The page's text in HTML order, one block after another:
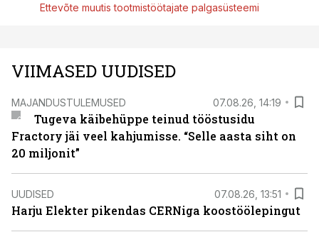
Ettevõte muutis tootmistöötajate palgasüsteemi
VIIMASED UUDISED
MAJANDUSTULEMUSED 07.08.26, 14:19
Tugeva käibehüppe teinud tööstusidu
Fractory jäi veel kahjumisse. “Selle aasta siht on
20 miljonit”
UUDISED 07.08.26, 13:51
Harju Elekter pikendas CERNiga koostöölepingut